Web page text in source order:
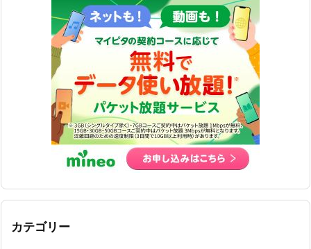
カテゴリー